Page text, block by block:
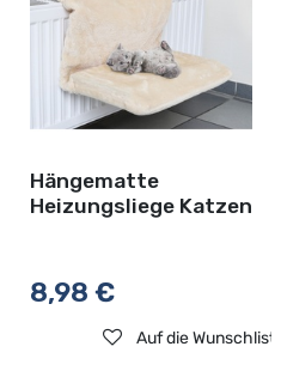
Hängematte
Heizungsliege Katzen
8,98 €
Auf die Wunschliste